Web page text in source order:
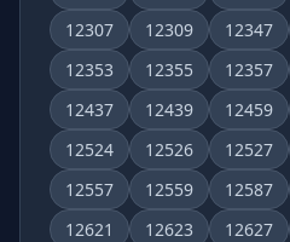
12307
12309 12347
12353
12355 12357
12437
12439 12459
12524
12526 12527
12557
12559 12587
12621
12623 12627